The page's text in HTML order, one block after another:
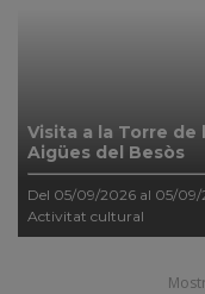
Visita a la Torre de
Aigües del Besòs
Del 05/09/2026 al 05/
Activitat cultural